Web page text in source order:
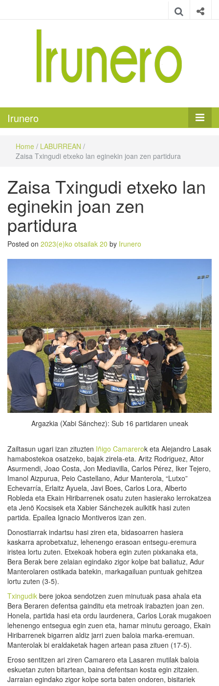
Irunero
Home / LABURREAN /
Zaisa Txingudi etxeko lan eginekin joan zen partidura
Zaisa Txingudi etxeko lan
eginekin joan zen
partidura
Posted on 2023(e)ko otsailak 20 by Irunero
Argazkia (Xabi Sánchez): Sub 16 partidaren uneak
Zailtasun ugari izan zituzten Iñigo Camarerok eta Alejandro Lasak
hamabostekoa osatzeko, bajak zirela-eta. Aritz Rodriguez, Aitor
Asurmendi, Joao Costa, Jon Mediavilla, Carlos Pérez, Iker Tejero,
Imanol Aizpurua, Peio Castellano, Adur Manterola, “Lutxo”
Echevarría, Erlaitz Ayuela, Javi Boes, Carlos Lora, Alberto
Robleda eta Ekain Hiribarrenek osatu zuten hasierako lerrokatzea
eta Jenö Kocsisek eta Xabier Sánchezek aulkitik hasi zuten
partida. Epailea Ignacio Montiveros izan zen.
Donostiarrak indartsu hasi ziren eta, bidasoarren hasiera
kaskarra aprobetxatuz, lehenengo erasoan entsegu-eremura
iristea lortu zuten. Etxekoak hobera egin zuten pixkanaka eta,
Bera Berak bere zelaian egindako zigor kolpe bat baliatuz, Adur
Manterolaren ostikada batekin, markagailuan puntuak gehitzea
lortu zuten (3-5).
Txingudik bere jokoa sendotzen zuen minutuak pasa ahala eta
Bera Beraren defentsa gainditu eta metroak irabazten joan zen.
Honela, partida hasi eta ordu laurdenera, Carlos Lorak mugakoen
lehenengo entsegua egin zuen eta, hamar minutu geroago, Ekain
Hiribarrenek bigarren aldiz jarri zuen baloia marka-eremuan.
Manterolak bi eraldaketak hagen artean pasa zituen (17-5).
Eroso sentitzen ari ziren Camarero eta Lasaren mutilak baloia
eskuetan zuten bitartean, baina defentsan kosta egin zitzaien.
Jarraian egindako zigor kolpe sorta baten ondoren, bisitariek